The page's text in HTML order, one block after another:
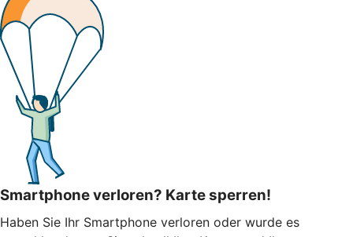
Smartphone verloren? Karte sperren!
Haben Sie Ihr Smartphone verloren oder wurde es